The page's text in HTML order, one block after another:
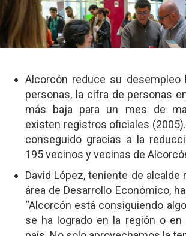
Alcorcón reduce su desempleo
personas, la cifra de personas
más baja para un mes de
existen registros oficiales
conseguido gracias a la
195 vecinos y vecinas de
David López, teniente de alcalde
área de Desarrollo Económico,
“Alcorcón está consiguiendo
se ha logrado en la región o en